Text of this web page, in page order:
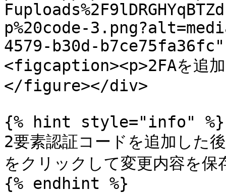
p%20code-
4579-b30d-
<figcaption><p>2FAを追
</figure></div>
{% hint style="info" %}
2要素認証コードを追加し
をクリックして変更内容を保
{% endhint %}